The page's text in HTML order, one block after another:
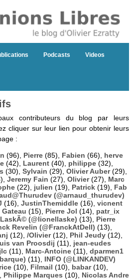
Podcasts Videos
contributeurs du blog par leurs
cliquer sur leur lien pour obtenir leurs
:
(96), Pierre (85), Fabien (66), herve
(42), Laurent (40), philippe (32),
(30), Sylvain (29), Olivier Auber(29),
Jeremy Fain (27), Olivier(27), Marc
(22), julien (19), Patrick (19), Fab
(@arnaud_thurudev)
(16), JustinThemiddle (16), vicnent
Gateau (15), Pierre Jol (14), patr_ix
(@lionellaske) (13), Pierre
Revelin (@FranckAtDell) (13),
(12), /Olivier(12), Phil Jeudy (12),
van Proosdij (11), jean-eudes
jlc (11), Marc-Antoine (11), dparmen1
(11), INFO (@LINKANDEV)
(10), Filmail (10), babar(10),
Philippe Marques (10), Nicolas Andre